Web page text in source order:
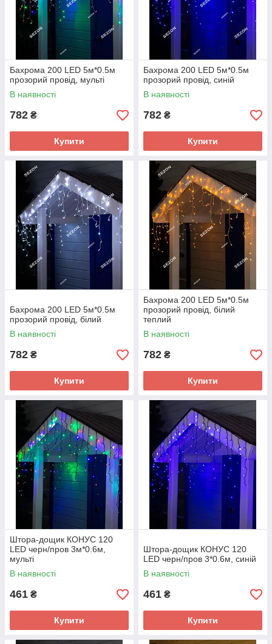
Бахрома 200 LED 5м*0.5м
прозорий провід, мульті
В наявності
782 ₴
Купити
Бахрома 200 LED 5м*0.5м
прозорий провід, синій
В наявності
782 ₴
Купити
Бахрома 200 LED 5м*0.5м
прозорий провід, білий
В наявності
782 ₴
Купити
Бахрома 200 LED 5м*0.5м
прозорий провід, білий
теплий
В наявності
782 ₴
Купити
Штора-дощик КОНУС 120
LED черн/пров 3м*0.6м,
мульті
В наявності
461 ₴
Купити
Штора-дощик КОНУС 120
LED черн/пров 3*0.6м, синій
В наявності
461 ₴
Купити